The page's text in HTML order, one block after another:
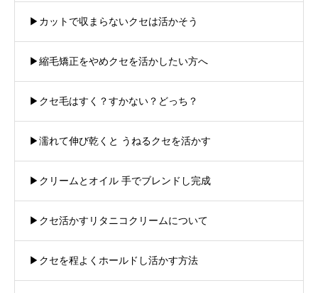
▶︎カットで収まらないクセは活かそう
▶︎縮毛矯正をやめクセを活かしたい方へ
▶︎クセ毛はすく？すかない？どっち？
▶︎濡れて伸び乾くと うねるクセを活かす
▶︎クリームとオイル 手でブレンドし完成
▶︎クセ活かすリタニコクリームについて
▶︎クセを程よくホールドし活かす方法